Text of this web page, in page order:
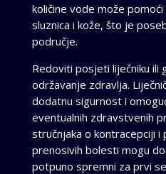
količine vode može
sluznica i kože, što je
područje.
Redoviti posjeti liječniku ili
održavanje zdravlja.
dodatnu sigurnost i
eventualnih zdravstvenih
stručnjaka o kontracepciji i
prenosivih bolesti mogu
potpuno spremni za prvi